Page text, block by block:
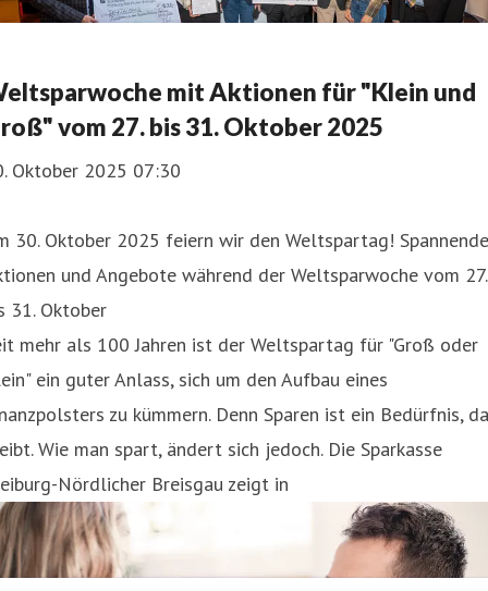
mit Aktionen für "Klein und
vom 27. bis 31. Oktober 2025
Oktober 2025 07:30
30. Oktober 2025 feiern wir den Weltspartag! Spannende
und Angebote während der Weltsparwoche vom 27.
31. Oktober
mehr als 100 Jahren ist der Weltspartag für "Groß oder
ein guter Anlass, sich um den Aufbau eines
zu kümmern. Denn Sparen ist ein Bedürfnis,
Wie man spart, ändert sich jedoch. Die Sparkasse
Nördlicher Breisgau zeigt in